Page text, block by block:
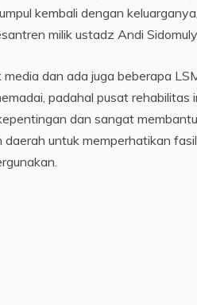
kembali dengan
milik ustadz Andi
dan ada juga beberapa
padahal pusat rehabilitas
dan sangat
untuk memperhatikan